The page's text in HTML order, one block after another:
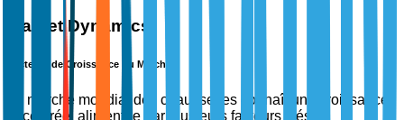
Market Dynamics
Facteurs de Croissance du Marché
Le marché mondial des chaussettes connaît une croissance
accélérée, alimentée par plusieurs facteurs clés.